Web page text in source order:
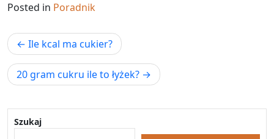
Posted in Poradnik
Nawigacja
wpisu
Ile kcal ma cukier?
20 gram cukru ile to łyżek?
Szukaj